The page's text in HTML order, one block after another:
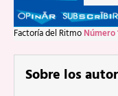
Factoría del Ritmo Número
Sobre los